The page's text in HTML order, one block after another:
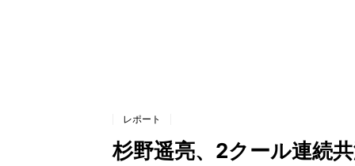
レポート
杉野遥亮、2クール連続